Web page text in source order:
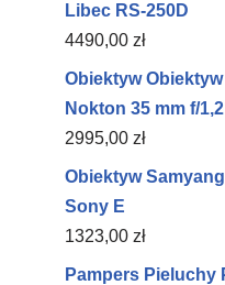
Libec RS-250D
4490,00 zł
Obiektyw
Nokton 35 mm f/
2995,00 zł
Obiektyw
Sony E
1323,00 zł
Pampers Pieluchy